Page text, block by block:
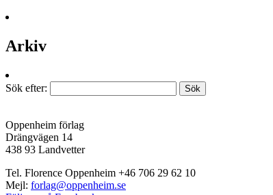
Arkiv
Sök efter:
Oppenheim förlag
Drängvägen 14
438 93 Landvetter
Tel. Florence Oppenheim +46 706 29 62 10
Mejl: forlag@oppenheim.se